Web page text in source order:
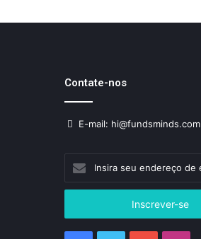
Contate-nos
E-mail: hi@fundsminds.com
Insira
seu
endereço
e-
mail